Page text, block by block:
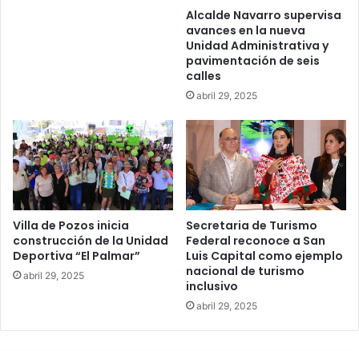
Alcalde Navarro supervisa
avances en la nueva
Unidad Administrativa y
pavimentación de seis
calles
abril 29, 2025
Villa de Pozos inicia
construcción de la Unidad
Deportiva “El Palmar”
abril 29, 2025
Secretaria de Turismo
Federal reconoce a San
Luis Capital como ejemplo
nacional de turismo
inclusivo
abril 29, 2025